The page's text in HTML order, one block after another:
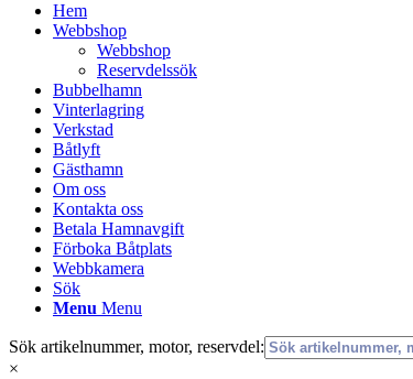
Hem
Webbshop
Webbshop
Reservdelssök
Bubbelhamn
Vinterlagring
Verkstad
Båtlyft
Gästhamn
Om oss
Kontakta oss
Betala Hamnavgift
Förboka Båtplats
Webbkamera
Sök
Menu Menu
Sök artikelnummer, motor, reservdel:
×